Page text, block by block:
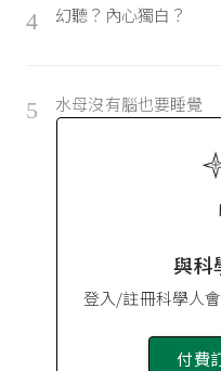
4 幻聽？內心獨白？
5 水母沒有腦也要睡覺
與科
登入/註冊科學人
付費